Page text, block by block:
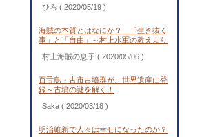
ひろ ( 2020/05/19 )
海賊の本質とはなにか？ 「生き抜く
事」と「自由」～村上水軍の教えより
村上海賊の息子 ( 2020/05/06 )
百舌鳥・古市古墳群が、世界遺産に登
録～古墳の謎を解く！
Saka ( 2020/03/18 )
明治維新で人々は幸せになったのか？